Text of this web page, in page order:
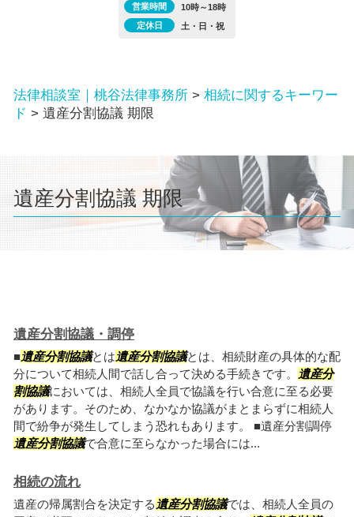
営業時間
10時～18時
定休日
土・日・祝
法律相談室｜桃谷法律事務所 > 相続に関するキーワー
ド > 遺産分割協議 期限
遺産分割協議 期限
遺産分割協議・調停
■遺産分割協議とは遺産分割協議とは、相続財産の具体的な配
分について相続人間で話し合って決める手続きです。
遺産分
割協議においては、相続人全員で協議を行い合意に至る必要
があります。そのため、なかなか協議がまとまらずに相続人
間で紛争が発生してしまう恐れもあります。 ■遺産分割調停
遺産分割協議で合意に至らなかった場合には...
相続の流れ
遺産の帰属割合を決定する 遺産分割協議では、相続人全員の